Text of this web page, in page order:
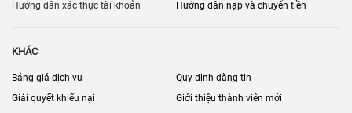
người thuê.
Hướng dẫn xác thực tài khoản
Hướng dẫn nạp và chuyển tiền
KHÁC
Bảng giá dịch vụ
Quy định đăng tin
Giải quyết khiếu nại
Giới thiệu thành viên mới